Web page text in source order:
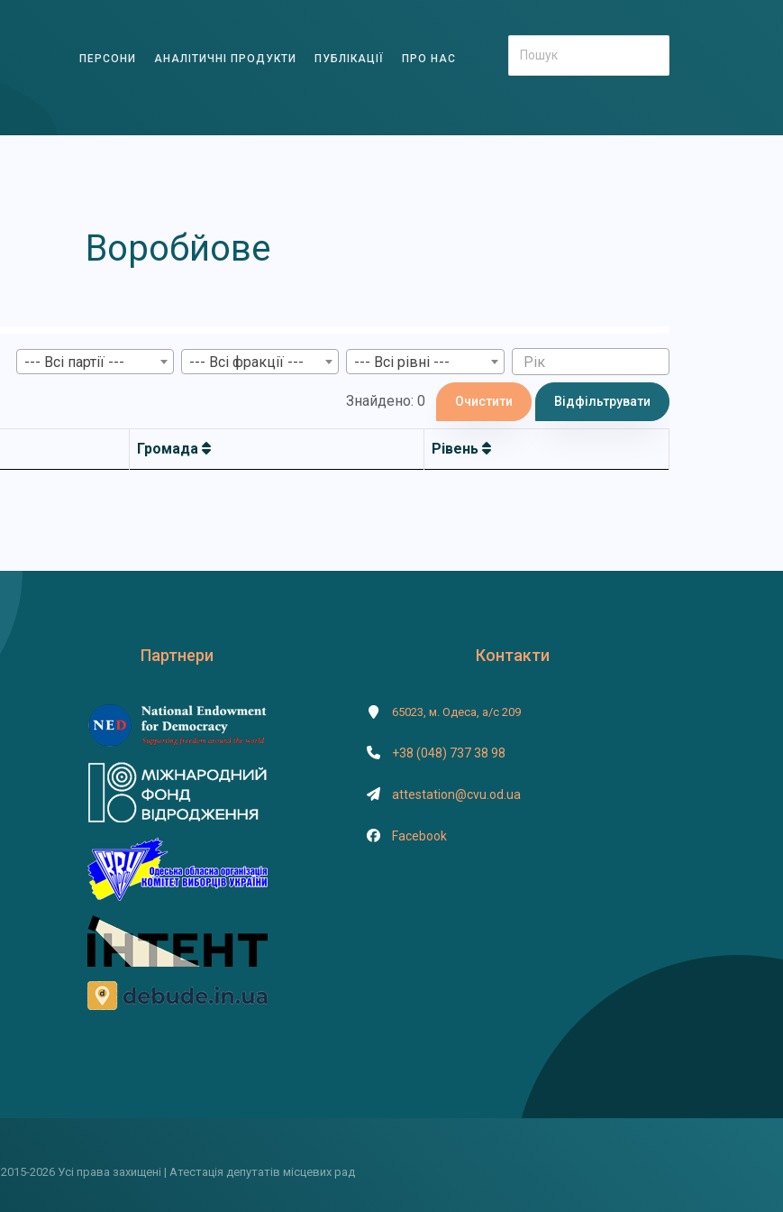
ПЕРСОНИ АНАЛІТИЧНІ ПРОДУКТИ ПУБЛІКАЦІЇ ПРО НАС
Воробйове
--- Всі партії --- --- Всі фракції --- --- Всі рівні ---
Знайдено: 0 Очистити Відфільтрувати
Громада Рівень
Партнери Контакти
65023, м. Одеса, а/с 209
+38 (048) 737 38 98
attestation@cvu.od.ua
Facebook
2015-2026 Усі права захищені | Атестація депутатів місцевих рад